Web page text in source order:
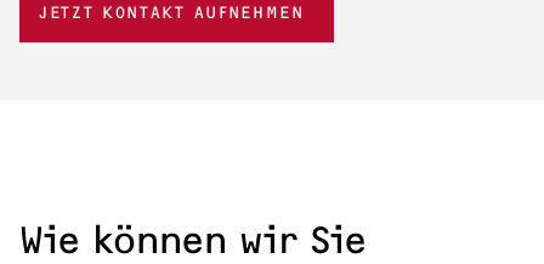
JETZT KONTAKT AUFNEHMEN
Wie können wir Sie